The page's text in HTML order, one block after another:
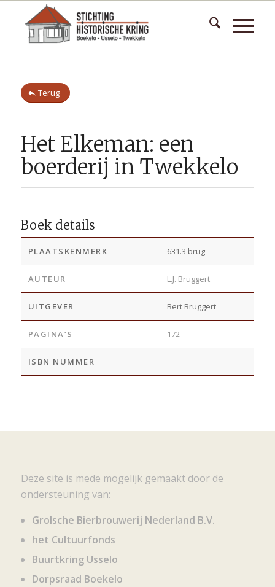
Terug
Het Elkeman: een
boerderij in Twekkelo
Boek details
PLAATSKENMERK 631.3 brug
AUTEUR L.J. Bruggert
UITGEVER Bert Bruggert
PAGINA’S 172
ISBN NUMMER
Deze site is mede mogelijk gemaakt door de
ondersteuning van:
Grolsche Bierbrouwerij Nederland B.V.
het Cultuurfonds
Buurtkring Usselo
Dorpsraad Boekelo